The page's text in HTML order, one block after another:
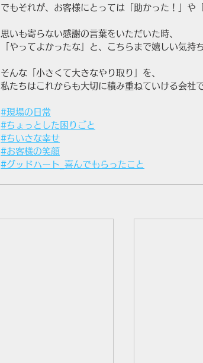
でもそれが、お客様にとっては「助かった！」や
思いも寄らない感謝の言葉をいただいた時、
「やってよかったな」と、こちらまで嬉しい気持
そんな「小さくて大きなやり取り」を、
私たちはこれからも大切に積み重ねていける会社
#現場の日常
#ちょっとした困りごと
#ちいさな幸せ
#お客様の笑顔
#グッドハート_喜んでもらったこと